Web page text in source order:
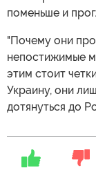
поменьше и
"Почему они
непостижимые
этим стоит
Украину, они
дотянуться до